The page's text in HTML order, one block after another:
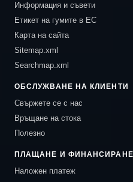
Информация и съвети
Етикет на гумите в ЕС
Карта на сайта
Sitemap.xml
Searchmap.xml
ОБСЛУЖВАНЕ НА КЛИЕНТИ
Свържете се с нас
Връщане на стока
Полезно
ПЛАЩАНЕ И ФИНАНСИРАНЕ
Наложен платеж